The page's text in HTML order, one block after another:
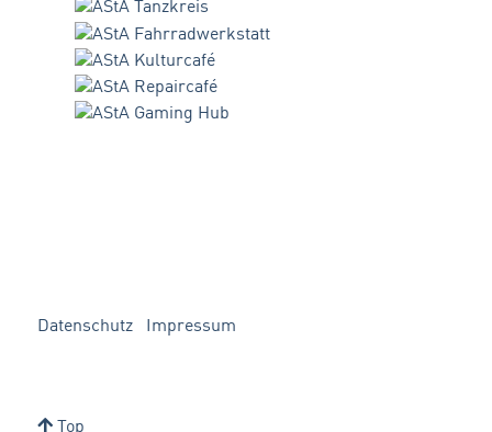
Datenschutz Impressum
Top